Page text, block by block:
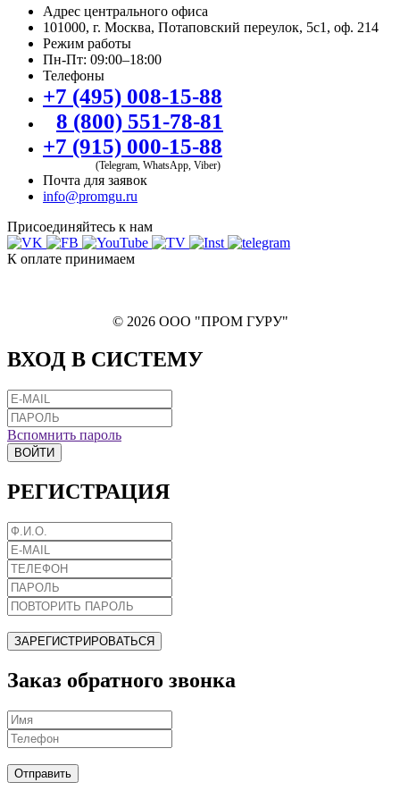
Адрес центрального офиса
101000, г. Москва, Потаповский переулок, 5с1, оф. 214
Режим работы
Пн-Пт: 09:00–18:00
Телефоны
+7 (495) 008-15-88
8 (800) 551-78-81
+7 (915) 000-15-88
(Telegram, WhatsApp, Viber)
Почта для заявок
info@promgu.ru
Присоединяйтесь к нам
К оплате принимаем
© 2026 ООО "ПРОМ ГУРУ"
ВХОД В СИСТЕМУ
Вспомнить пароль
ВОЙТИ
РЕГИСТРАЦИЯ
ЗАРЕГИСТРИРОВАТЬСЯ
Заказ обратного звонка
Отправить